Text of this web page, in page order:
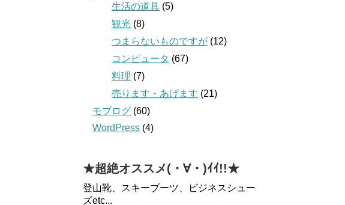
生活の道具 (5)
観光 (8)
つまらないものですが (12)
コンピュータ (67)
料理 (7)
売ります・あげます (21)
モブログ (60)
WordPress (4)
★超絶オススメ(・∀・)ｲｲ!!★
登山靴、スキーブーツ、ビジネスシュー
ズetc...